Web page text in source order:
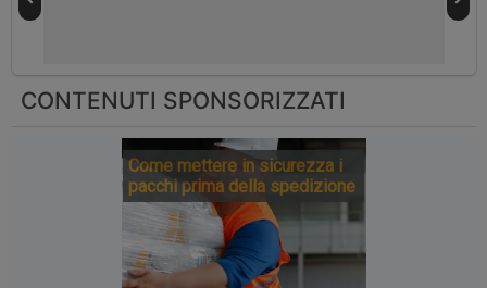
CONTENUTI SPONSORIZZATI
Come mettere in sicurezza i
pacchi prima della spedizione